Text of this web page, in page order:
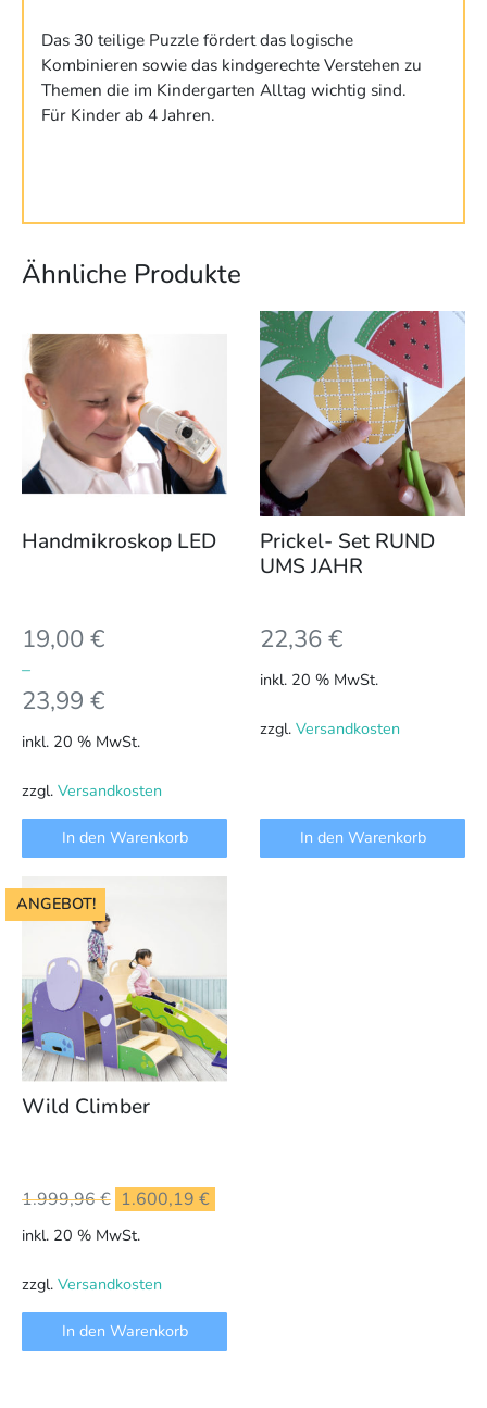
Das 30 teilige Puzzle fördert das logische
Kombinieren sowie das kindgerechte Verstehen zu
Themen die im Kindergarten Alltag wichtig sind.
Für Kinder ab 4 Jahren.
Ähnliche Produkte
Handmikroskop LED
19,00€
–
23,99 €
inkl. 20 % MwSt.
zzgl. Versandkosten
In den Warenkorb
Prickel- Set RUND
UMS JAHR
22,36€
inkl. 20 % MwSt.
zzgl. Versandkosten
In den Warenkorb
ANGEBOT!
Wild Climber
1.999,96€ Ursprünglicher
Preis
1.999,96 €
1.600,19 €
inkl. 20 % MwSt.
zzgl. Versandkosten
In den Warenkorb